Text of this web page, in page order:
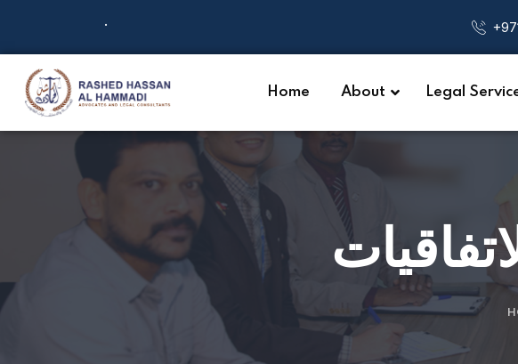
.
Home About Legal